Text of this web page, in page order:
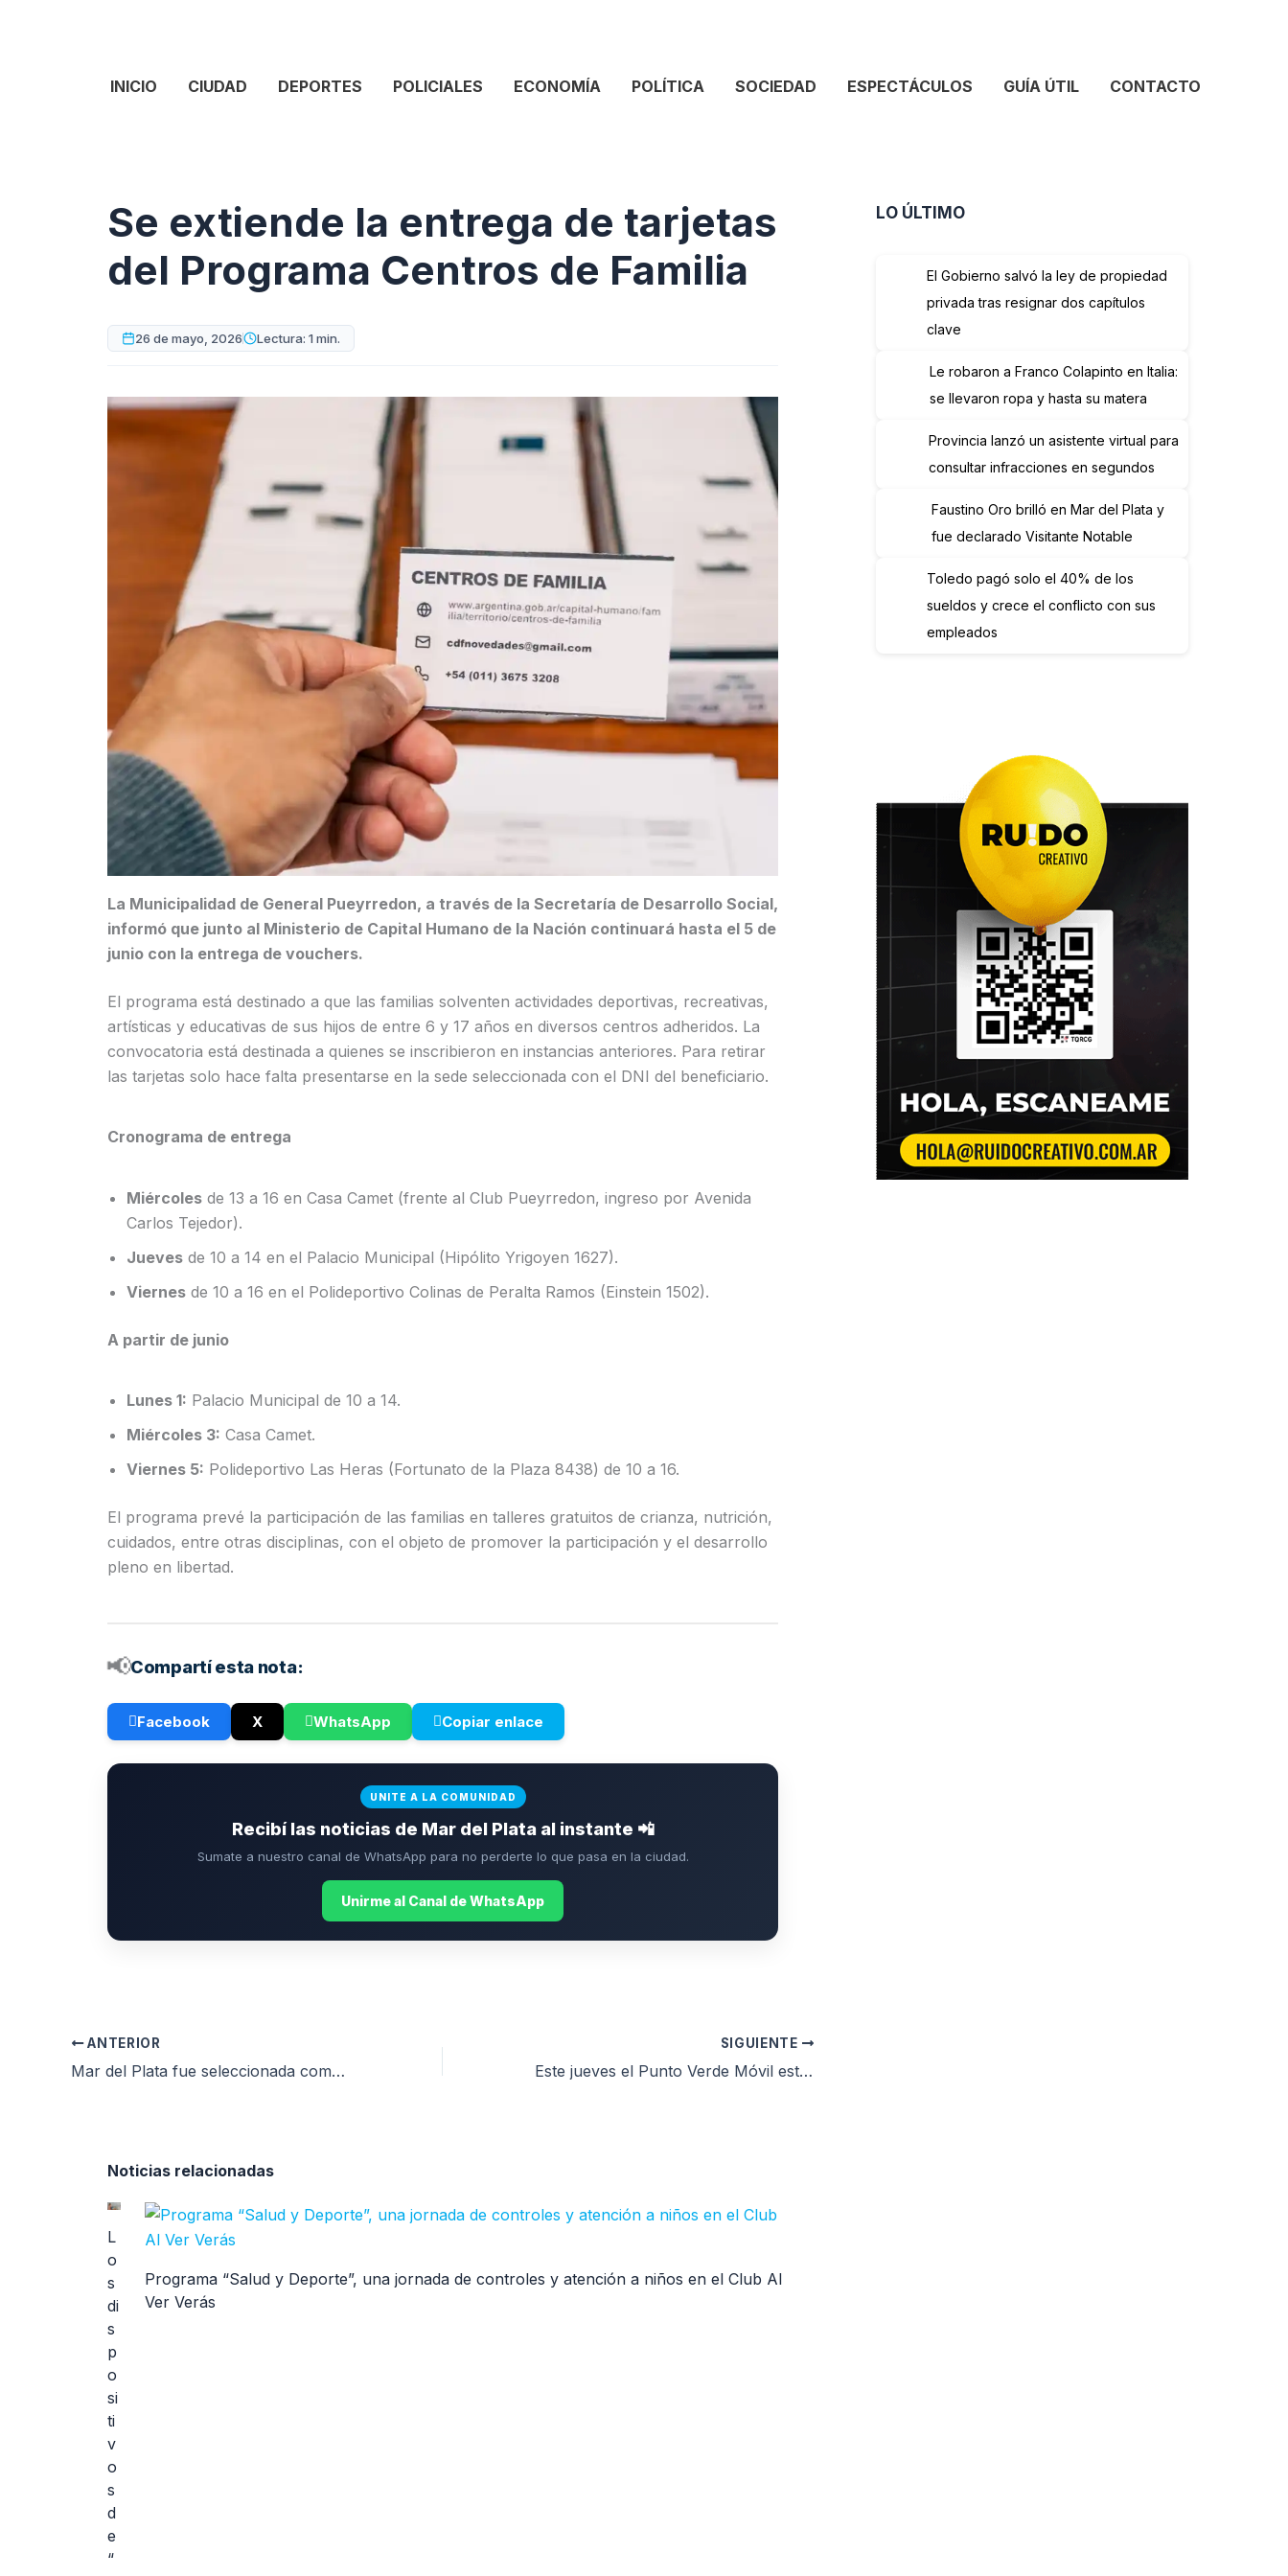
INICIO CIUDAD DEPORTES POLICIALES ECONOMÍA POLÍTICA SOCIEDAD ESPECTÁCULOS GUÍA ÚTIL CONTACTO
Se extiende la entrega de tarjetas
del Programa Centros de Familia
26 de mayo, 2026 Lectura: 1 min.
La Municipalidad de General Pueyrredon, a través de la Secretaría de Desarrollo Social,
informó que junto al Ministerio de Capital Humano de la Nación continuará hasta el 5 de
junio con la entrega de vouchers.
El programa está destinado a que las familias solventen actividades deportivas, recreativas,
artísticas y educativas de sus hijos de entre 6 y 17 años en diversos centros adheridos. La
convocatoria está destinada a quienes se inscribieron en instancias anteriores. Para retirar
las tarjetas solo hace falta presentarse en la sede seleccionada con el DNI del beneficiario.
Cronograma de entrega
Miércoles de 13 a 16 en Casa Camet (frente al Club Pueyrredon, ingreso por Avenida
Carlos Tejedor).
Jueves de 10 a 14 en el Palacio Municipal (Hipólito Yrigoyen 1627).
Viernes de 10 a 16 en el Polideportivo Colinas de Peralta Ramos (Einstein 1502).
A partir de junio
Lunes 1: Palacio Municipal de 10 a 14.
Miércoles 3: Casa Camet.
Viernes 5: Polideportivo Las Heras (Fortunato de la Plaza 8438) de 10 a 16.
El programa prevé la participación de las familias en talleres gratuitos de crianza, nutrición,
cuidados, entre otras disciplinas, con el objeto de promover la participación y el desarrollo
pleno en libertad.
📢Compartí esta nota:
Facebook X WhatsApp Copiar enlace
UNITE A LA COMUNIDAD
Recibí las noticias de Mar del Plata al instante 📲
Sumate a nuestro canal de WhatsApp para no perderte lo que pasa en la ciudad.
Unirme al Canal de WhatsApp
ANTERIOR
Mar del Plata fue seleccionada como ciudad socia global del programa Atlanta Global Partners
SIGUIENTE
Este jueves el Punto Verde Móvil estará en plaza Pueyrredon
Noticias relacionadas
L
o
s
di
s
p
o
si
ti
v
o
s
d
e
“
Programa “Salud y Deporte”, una jornada de controles y atención a niños en el Club Al
Ver Verás
LO ÚLTIMO
El Gobierno salvó la ley de propiedad
privada tras resignar dos capítulos
clave
Le robaron a Franco Colapinto en Italia:
se llevaron ropa y hasta su matera
Provincia lanzó un asistente virtual para
consultar infracciones en segundos
Faustino Oro brilló en Mar del Plata y
fue declarado Visitante Notable
Toledo pagó solo el 40% de los
sueldos y crece el conflicto con sus
empleados